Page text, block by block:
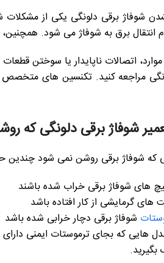
شوفاژ برقی دلونگی یکی از
انتقال برق به شوفاژ می شود.
اتصالات ناپایدار یا سوختن
مراجعه کنید. تکنسین های متخصص
شوفاژ برقی دلونگی که
که شوفاژ برقی روشن نمی شود چندین
های شوفاژ برقی خراب شده باشند
های گرمایشی از کار افتاده باشد
شوفاژ برقی دچار خرابی شده باشد
هایی که بجای ترموستات ایمنی دارای